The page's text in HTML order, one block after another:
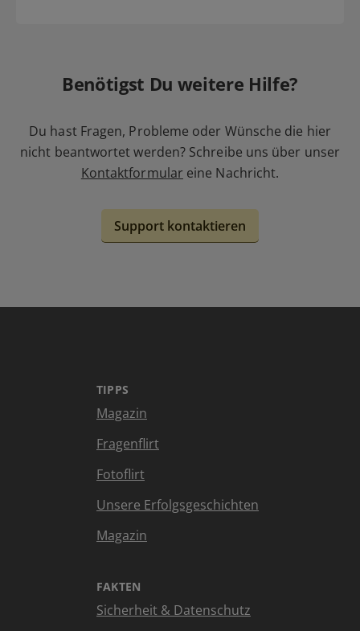
Benötigst Du weitere Hilfe?
Du hast Fragen, Probleme oder Wünsche die hier
nicht beantwortet werden? Schreibe uns über unser
Kontaktformular eine Nachricht.
Support kontaktieren
TIPPS
Magazin
Fragenflirt
Fotoflirt
Unsere Erfolgsgeschichten
Magazin
FAKTEN
Sicherheit & Datenschutz